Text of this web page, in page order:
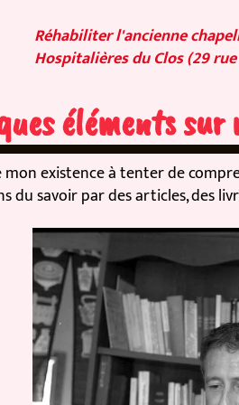
Réhabiliter l'ancienne
Hospitalières du Clos (29 rue
éléments sur
existence à tenter de
savoir par des articles, des